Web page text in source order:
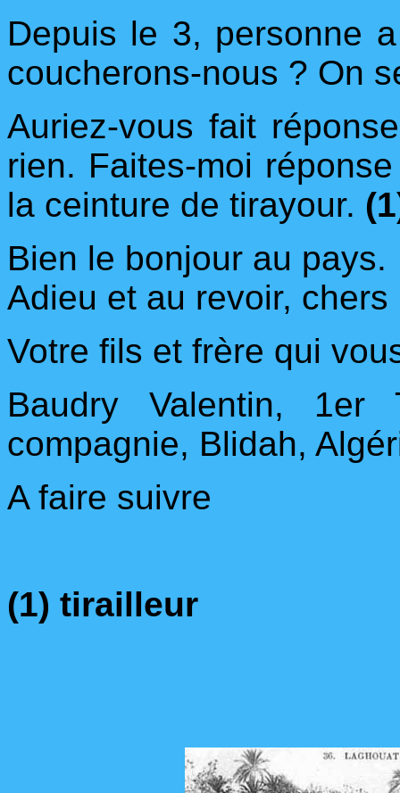
Depuis le 3, personne
coucherons-nous ? On
Auriez-vous fait
rien. Faites-moi
la ceinture de tirayour.
Bien le bonjour au pays.
Adieu et au revoir, chers
Votre fils et frère qui
Baudry Valentin, 1er
compagnie, Blidah,
A faire suivre
(1) tirailleur